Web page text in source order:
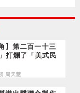
】第二百一十三
打爛了「美式民
周天慧